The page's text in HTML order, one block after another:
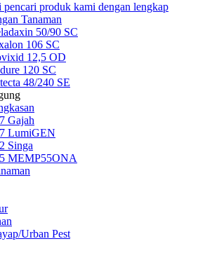
produk kami dengan lengkap
Tanaman
50/90 SC
106 SC
12,5 OD
120 SC
48/240 SE
Gajah
LumiGEN
Singa
MEMP55ONA
Urban Pest